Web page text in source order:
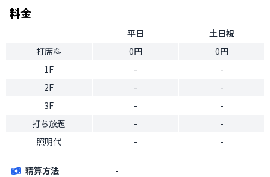
料金
平日
土日祝
打席料
0円
0円
1F
-
-
2F
-
-
3F
-
-
打ち放題
-
-
照明代
- -
精算方法
-